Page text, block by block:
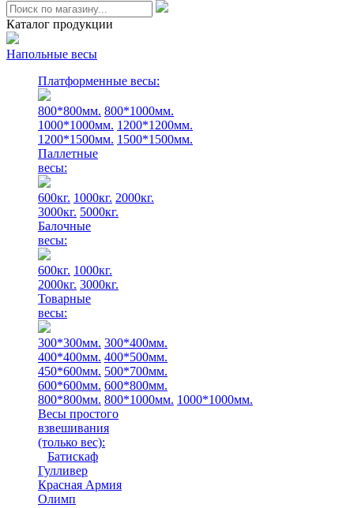
Каталог продукции
Напольные весы
Платформенные весы:
800*800мм. 800*1000мм.
1000*1000мм. 1200*1200мм.
1200*1500мм. 1500*1500мм.
Паллетные
весы:
600кг. 1000кг. 2000кг.
3000кг. 5000кг.
Балочные
весы:
600кг. 1000кг.
2000кг. 3000кг.
Товарные
весы:
300*300мм. 300*400мм.
400*400мм. 400*500мм.
450*600мм. 500*700мм.
600*600мм. 600*800мм.
800*800мм. 800*1000мм. 1000*1000мм.
Весы простого
взвешивания
(только вес):
Батискаф
Гулливер
Красная Армия
Олимп